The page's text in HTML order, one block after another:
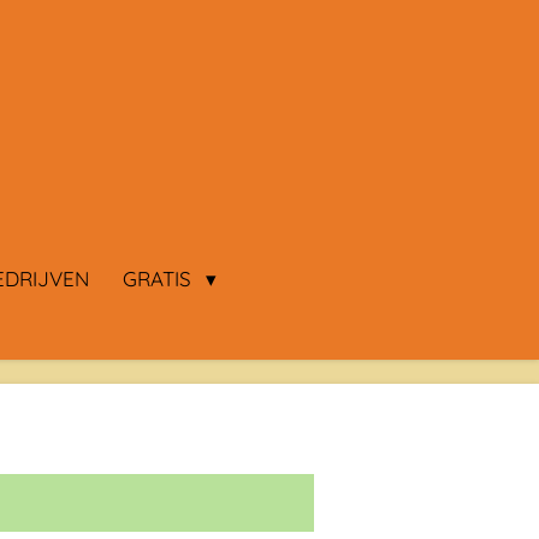
GRATIS